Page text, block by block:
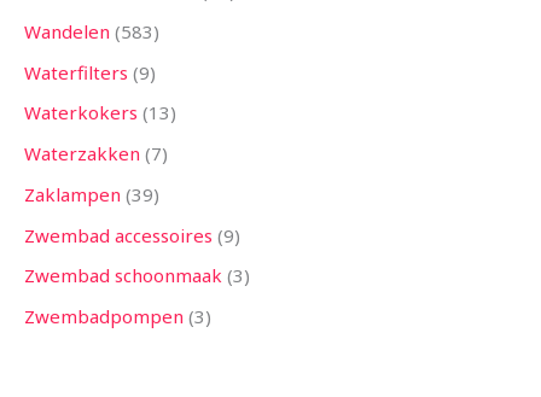
Wandelen 583
Waterfilters 9
Waterkokers 13
Waterzakken 7
Zaklampen 39
Zwembad accessoires 9
Zwembad schoonmaak 3
Zwembadpompen 3